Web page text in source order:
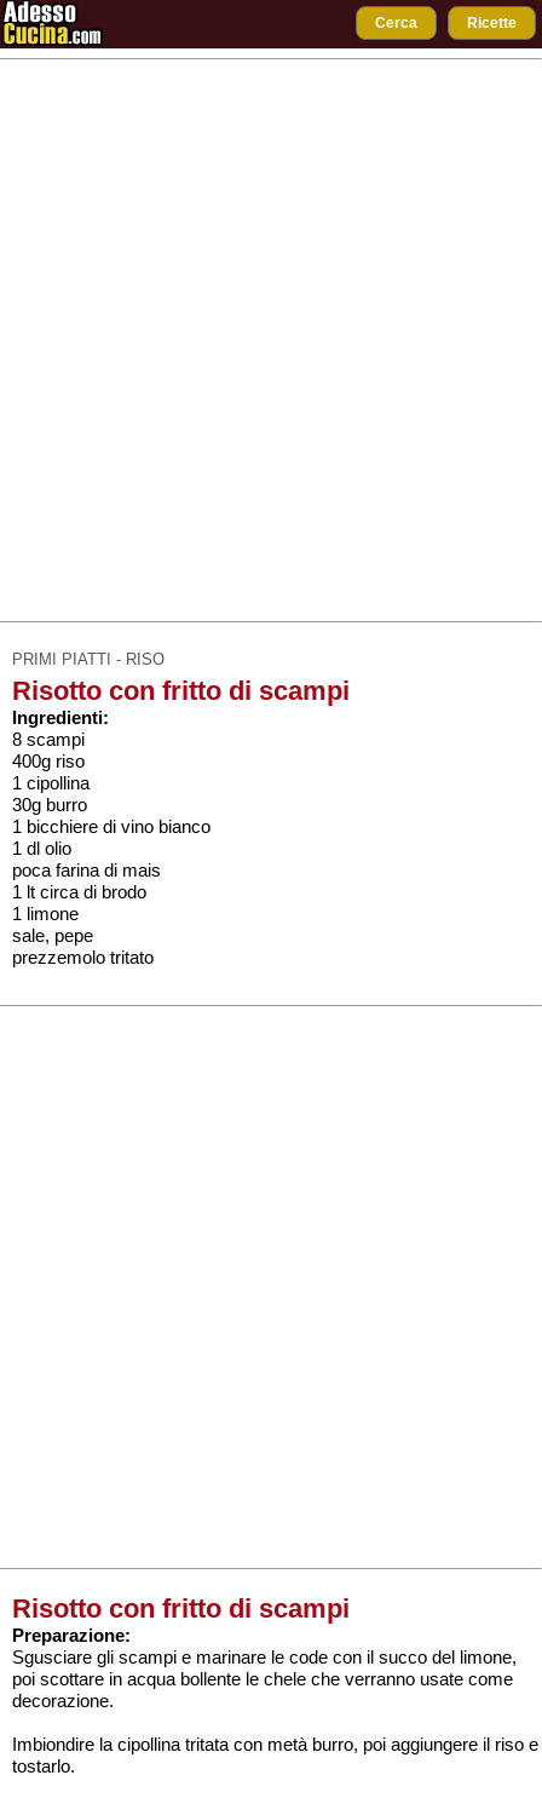
Cerca Ricette
PRIMI PIATTI - RISO
Risotto con fritto di scampi
Ingredienti:
8 scampi
400g riso
1 cipollina
30g burro
1 bicchiere di vino bianco
1 dl olio
poca farina di mais
1 lt circa di brodo
1 limone
sale, pepe
prezzemolo tritato
Risotto con fritto di scampi
Preparazione:
Sgusciare gli scampi e marinare le code con il succo del limone,
poi scottare in acqua bollente le chele che verranno usate come
decorazione.
Imbiondire la cipollina tritata con metà burro, poi aggiungere il riso e
tostarlo.